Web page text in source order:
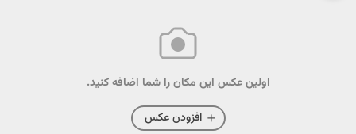
اولین عکس این مکان را شما اضافه کنید.
افزودن عکس